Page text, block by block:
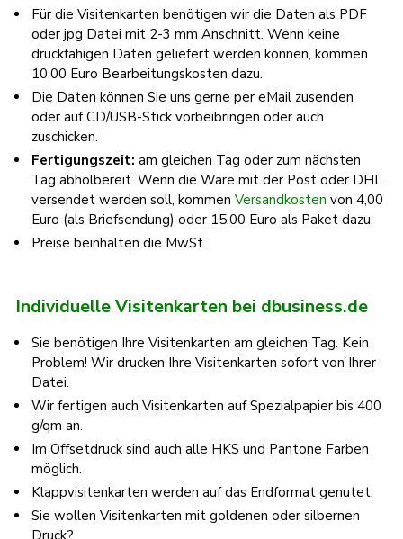
Für die Visitenkarten benötigen wir die Daten als PDF
oder jpg Datei mit 2-3 mm Anschnitt. Wenn keine
druckfähigen Daten geliefert werden können, kommen
10,00 Euro Bearbeitungskosten dazu.
Die Daten können Sie uns gerne per eMail zusenden
oder auf CD/USB-Stick vorbeibringen oder auch
zuschicken.
Fertigungszeit: am gleichen Tag oder zum nächsten
Tag abholbereit. Wenn die Ware mit der Post oder DHL
versendet werden soll, kommen Versandkosten von 4,00
Euro (als Briefsendung) oder 15,00 Euro als Paket dazu.
Preise beinhalten die MwSt.
Individuelle Visitenkarten bei dbusiness.de
Sie benötigen Ihre Visitenkarten am gleichen Tag. Kein
Problem! Wir drucken Ihre Visitenkarten sofort von Ihrer
Datei.
Wir fertigen auch Visitenkarten auf Spezialpapier bis 400
g/qm an.
Im Offsetdruck sind auch alle HKS und Pantone Farben
möglich.
Klappvisitenkarten werden auf das Endformat genutet.
Sie wollen Visitenkarten mit goldenen oder silbernen